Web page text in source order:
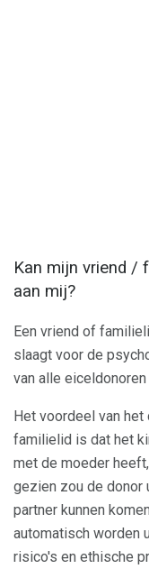
Kan mijn vriend /
aan mij?
Een vriend of
slaagt voor de
van alle
Het voordeel van het
familielid is dat het
met de moeder
gezien zou de donor
partner kunnen
automatisch worden
risico's en ethische